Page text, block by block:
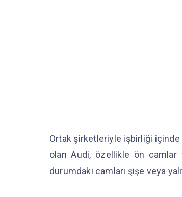
Ortak şirketleriyle işbirliği
olan Audi, özellikle ön
durumdaki camları şişe veya